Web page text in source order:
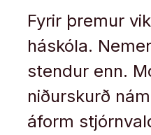
Fyrir þremur
háskóla.
stendur enn.
niðurskurð
áform